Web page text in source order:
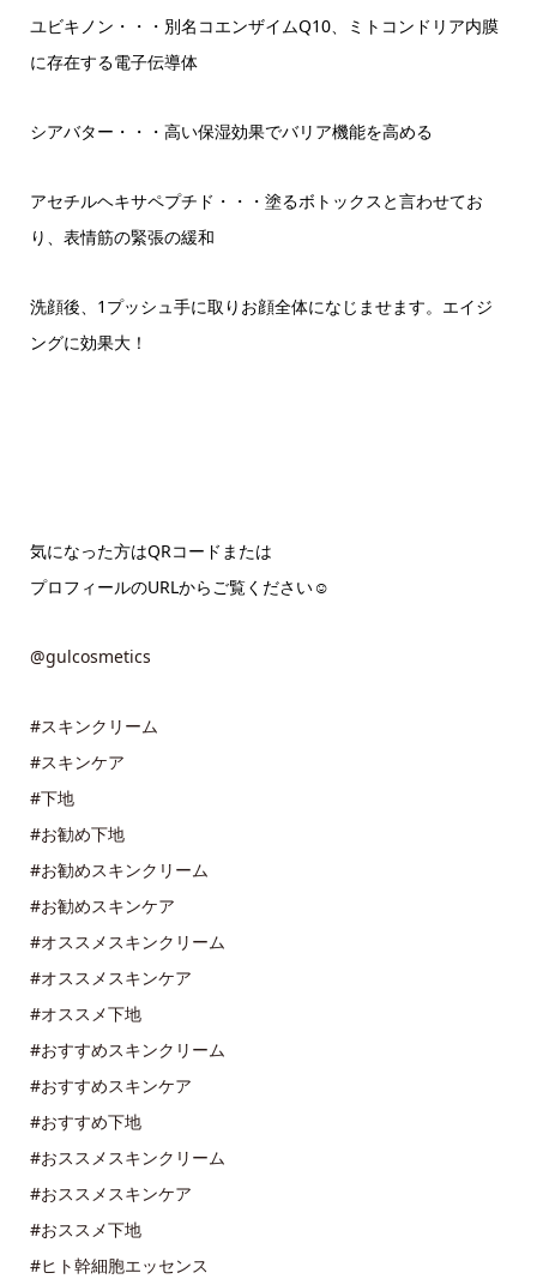
ユビキノン・・・別名コエンザイムQ10、ミトコンドリア内膜
に存在する電子伝導体
シアバター・・・高い保湿効果でバリア機能を高める
アセチルヘキサペプチド・・・塗るボトックスと言わせてお
り、表情筋の緊張の緩和
洗顔後、1プッシュ手に取りお顔全体になじませます。エイジ
ングに効果大！
気になった方はQRコードまたは
プロフィールのURLからご覧ください☺️
@gulcosmetics
#スキンクリーム
#スキンケア
#下地
#お勧め下地
#お勧めスキンクリーム
#お勧めスキンケア
#オススメスキンクリーム
#オススメスキンケア
#オススメ下地
#おすすめスキンクリーム
#おすすめスキンケア
#おすすめ下地
#おススメスキンクリーム
#おススメスキンケア
#おススメ下地
#ヒト幹細胞エッセンス